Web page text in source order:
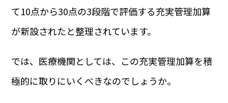
て10点から30点の3段階で評価する充実管理加算
が新設されたと整理されています。
では、医療機関としては、この充実管理加算を積
極的に取りにいくべきなのでしょうか。